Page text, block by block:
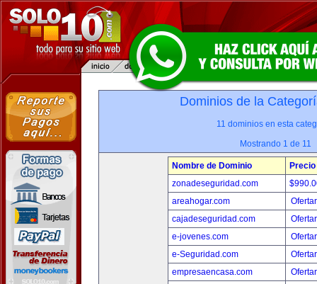
Dominios de la
11 dominios en esta
Mostrando 1 de 11
Nombre de Dominio
Precio
zonadeseguridad.com
areahogar.com
cajadeseguridad.com
e-jovenes.com
e-Seguridad.com
empresaencasa.com